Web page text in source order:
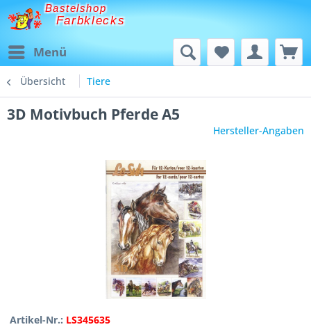
Bastelshop
Farbklecks
Menü
Übersicht Tiere
3D Motivbuch Pferde A5
Hersteller-Angaben
Artikel-Nr.: LS345635